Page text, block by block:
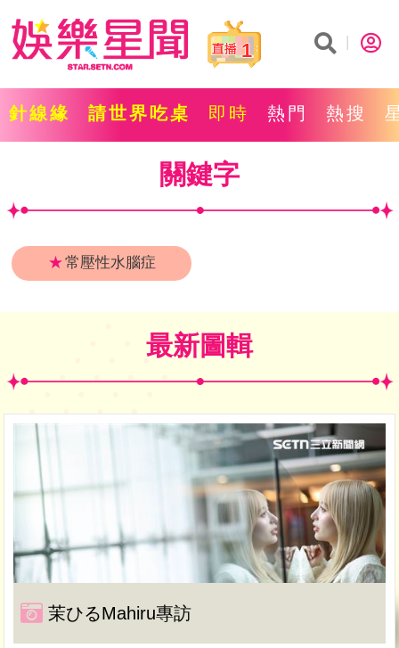
1
針線緣 請世界吃桌 即時 熱門 熱搜
關鍵字
★常壓性水腦症
最新圖輯
茉ひるMahiru專訪